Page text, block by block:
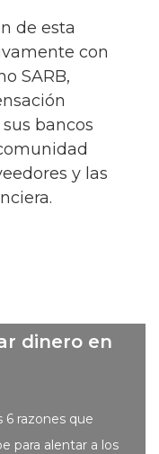
de esta
con
SARB,
bancos
y las
dinero en
6 razones que
para alentar a los